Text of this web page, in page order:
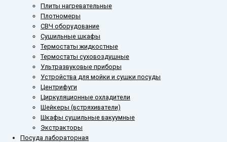
Плиты нагревательные
Плотномеры
СВЧ оборудование
Сушильные шкафы
Термостаты жидкостные
Термостаты суховоздушные
Ультразвуковые приборы
Устройства для мойки и сушки посуды
Центрифуги
Циркуляционные охладители
Шейкеры (встряхиватели)
Шкафы сушильные вакуумные
Экстракторы
Посуда лабораторная